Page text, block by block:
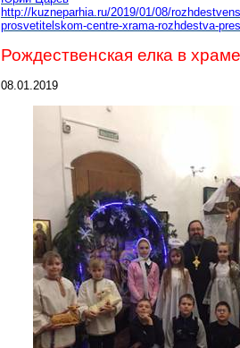
http://kuzneparhia.ru/2019/01/08/
prosvetitelskom-centre-xrama-rozhdestva-
Рождественская елка в
08.01.2019